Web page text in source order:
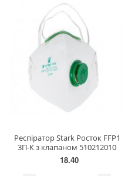
Респіратор Stark Росток FFP1
3П-К з клапаном 510212010
18.40